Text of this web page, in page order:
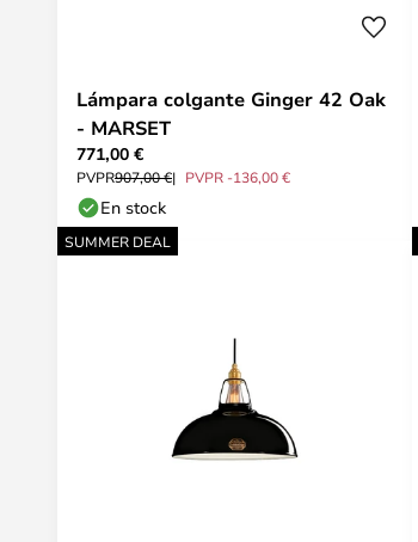
Lámpara colgante Ginger 42 Oak
- MARSET
771,00 €
PVPR907,00 € PVPR -136,00 €
En stock
SUMMER DEAL